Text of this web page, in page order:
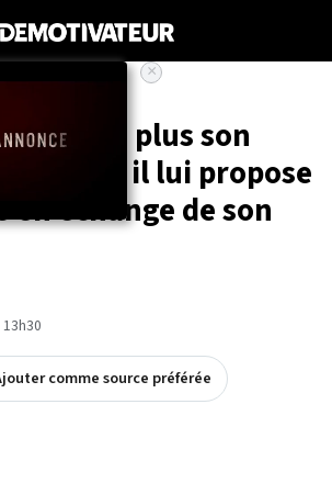
ne paie plus son
un an, il lui propose
en échange de son
comme source préférée
×